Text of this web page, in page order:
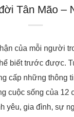
Tân Mão –
của mỗi người
biết trước được.
cấp những thông
cuộc sống của 12
yêu, gia đình, sự